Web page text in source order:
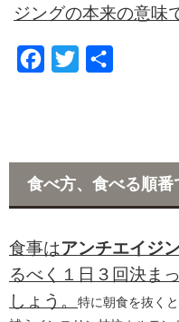
ジングの本来の意味
b
k
t
e
食べ方、食べる順
食事はアンチエイジ
るべく１日３回決ま
しょう。
特に朝食を抜く